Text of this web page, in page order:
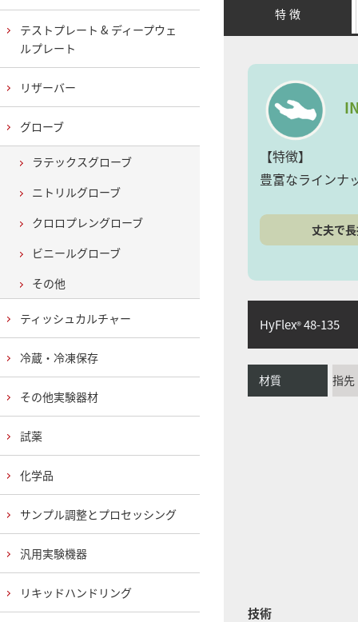
特 徴
【特徴】
豊富なラインナ
丈夫で
HyFlex®48-135
材質 指先
技術
テストプレート & ディープウェ
ルプレート
リザーバー
グローブ
ラテックスグローブ
ニトリルグローブ
クロロプレングローブ
ビニールグローブ
その他
ティッシュカルチャー
冷蔵・冷凍保存
その他実験器材
試薬
化学品
サンプル調整とプロセッシング
汎用実験機器
リキッドハンドリング